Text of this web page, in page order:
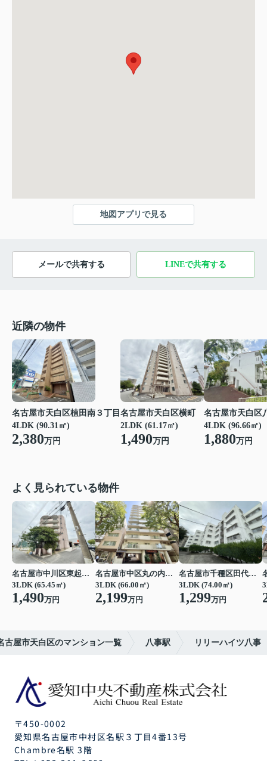
地図アプリで見る
メールで共有する LINEで共有する
近隣の物件
名古屋市天白区植田南３丁目
4LDK (90.31㎡)
2,380万円
名古屋市天白区横町
2LDK (61.17㎡)
1,490万円
名古屋市天白区
4LDK (96.66㎡)
1,880万円
よく見られている物件
名古屋市中川区東起町２丁目
3LDK (65.45㎡)
1,490万円
名古屋市中区丸の内３丁目
3LDK (66.00㎡)
2,199万円
名古屋市千種区田代町字四観音道西
3LDK (74.00㎡)
1,299万円
古屋市天白区のマンション一覧 八事駅 リリーハイツ八事
〒450-0002
愛知県名古屋市中村区名駅３丁目4番13号
Chambre名駅 3階